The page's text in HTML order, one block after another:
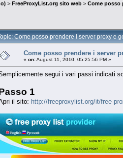
> FreeProxyList.org sito web > Come posso
Come posso prendere i server proxy e
Come posso prendere i server
« on:August 11, 2010, 05:25:56 PM »
segui i vari passi indicati
1
il sito: http://freeproxylist.org/it/free-